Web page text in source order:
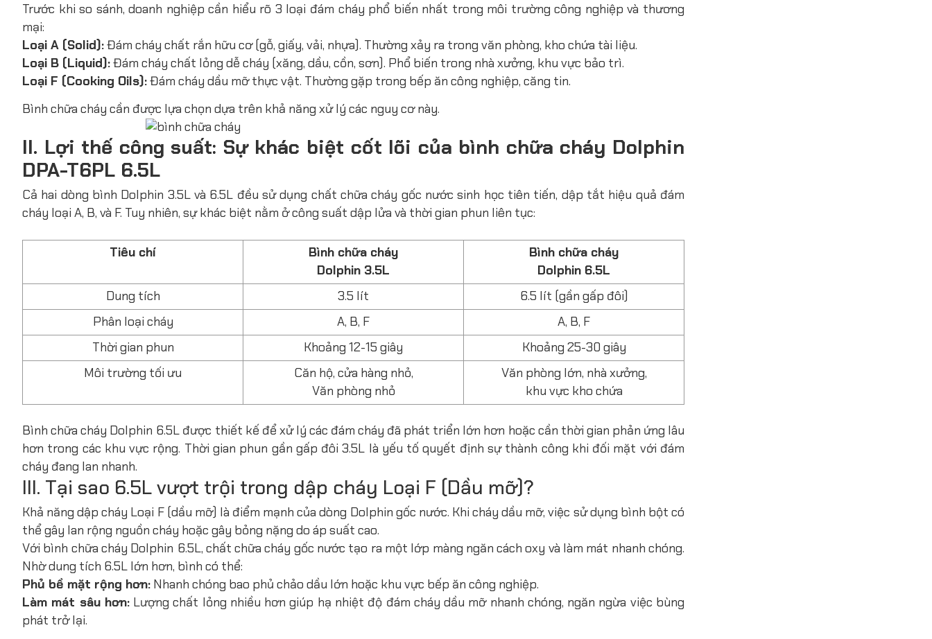
Trước khi so sánh, doanh nghiệp cần hiểu rõ 3 loại đám cháy phổ biến nhất trong môi trường công nghiệp và thương
mại:
Loại A (Solid):Đám cháy chất rắn hữu cơ (gỗ, giấy, vải, nhựa). Thường xảy ra trong văn phòng, kho chứa tài liệu.
Loại B (Liquid):Đám cháy chất lỏng dễ cháy (xăng, dầu, cồn, sơn). Phổ biến trong nhà xưởng, khu vực bảo trì.
Loại F (Cooking Oils):Đám cháy dầu mỡ thực vật. Thường gặp trong bếp ăn công nghiệp, căng tin.
Bình chữa cháy cần được lựa chọn dựa trên khả năng xử lý các nguy cơ này.
II. Lợi thế công suất: Sự khác biệt cốt lõi của bình chữa cháy Dolphin
DPA-T6PL 6.5L
Cả hai dòng bình Dolphin 3.5L và 6.5L đều sử dụng chất chữa cháy gốc nước sinh học tiên tiến, dập tắt hiệu quả đám
cháy loại A, B, và F. Tuy nhiên, sự khác biệt nằm ởcông suất dập lửa và thời gian phun liên tục:
Tiêu chí
Bình chữa cháy
Dolphin 3.5L
Bình chữa cháy
Dolphin 6.5L
Dung tích
3.5 lít
6.5 lít (gần gấp đôi)
Phân loại cháy
A, B, F
A, B, F
Thời gian phun
Khoảng 12-15 giây
Khoảng 25-30 giây
Môi trường tối ưu
Căn hộ, cửa hàng nhỏ,
Văn phòng nhỏ
Văn phòng lớn, nhà xưởng,
khu vực kho chứa
Bình chữa cháy Dolphin 6.5L được thiết kế để xử lý các đám cháy đã phát triển lớn hơn hoặc cần thời gian phản ứng lâu
hơn trong các khu vực rộng. Thời gian phun gần gấp đôi 3.5L là yếu tố quyết định sự thành công khi đối mặt với đám
cháy đang lan nhanh.
III. Tại sao 6.5L vượt trội trong dập cháy Loại F (Dầu mỡ)?
Khả năng dập cháy Loại F (dầu mỡ) là điểm mạnh của dòng Dolphin gốc nước. Khi cháy dầu mỡ, việc sử dụng bình bột có
thể gây lan rộng nguồn cháy hoặc gây bỏng nặng do áp suất cao.
Với bình chữa cháy Dolphin 6.5L, chất chữa cháy gốc nước tạo ra một lớp màng ngăn cách oxy và làm mát nhanh chóng.
Nhờ dung tích 6.5L lớn hơn, bình có thể:
Phủ bề mặt rộng hơn: Nhanh chóng bao phủ chảo dầu lớn hoặc khu vực bếp ăn công nghiệp.
Làm mát sâu hơn:Lượng chất lỏng nhiều hơn giúp hạ nhiệt độ đám cháy dầu mỡ nhanh chóng, ngăn ngừa việc bùng
phát trở lại.